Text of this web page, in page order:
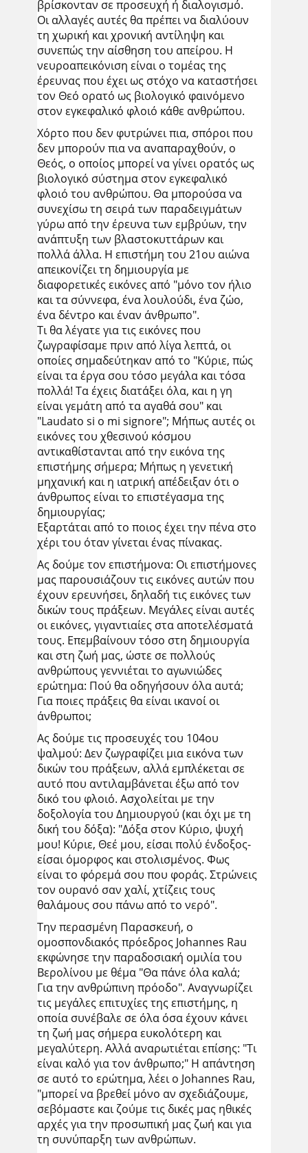
βρίσκονταν σε προσευχή ή διαλογισμό.
Οι αλλαγές αυτές θα πρέπει να διαλύουν
τη χωρική και χρονική αντίληψη και
συνεπώς την αίσθηση του απείρου. Η
νευροαπεικόνιση είναι ο τομέας της
έρευνας που έχει ως στόχο να καταστήσει
τον Θεό ορατό ως βιολογικό φαινόμενο
στον εγκεφαλικό φλοιό κάθε ανθρώπου.
Χόρτο που δεν φυτρώνει πια, σπόροι που
δεν μπορούν πια να αναπαραχθούν, ο
Θεός, ο οποίος μπορεί να γίνει ορατός ως
βιολογικό σύστημα στον εγκεφαλικό
φλοιό του ανθρώπου. Θα μπορούσα να
συνεχίσω τη σειρά των παραδειγμάτων
γύρω από την έρευνα των εμβρύων, την
ανάπτυξη των βλαστοκυττάρων και
πολλά άλλα. Η επιστήμη του 21ου αιώνα
απεικονίζει τη δημιουργία με
διαφορετικές εικόνες από "μόνο τον ήλιο
και τα σύννεφα, ένα λουλούδι, ένα ζώο,
ένα δέντρο και έναν άνθρωπο".
Τι θα λέγατε για τις εικόνες που
ζωγραφίσαμε πριν από λίγα λεπτά, οι
οποίες σημαδεύτηκαν από το "Κύριε, πώς
είναι τα έργα σου τόσο μεγάλα και τόσα
πολλά! Τα έχεις διατάξει όλα, και η γη
είναι γεμάτη από τα αγαθά σου" και
"Laudato si o mi signore"; Μήπως αυτές οι
εικόνες του χθεσινού κόσμου
αντικαθίστανται από την εικόνα της
επιστήμης σήμερα; Μήπως η γενετική
μηχανική και η ιατρική απέδειξαν ότι ο
άνθρωπος είναι το επιστέγασμα της
δημιουργίας;
Εξαρτάται από το ποιος έχει την πένα στο
χέρι του όταν γίνεται ένας πίνακας.
Ας δούμε τον επιστήμονα: Οι επιστήμονες
μας παρουσιάζουν τις εικόνες αυτών που
έχουν ερευνήσει, δηλαδή τις εικόνες των
δικών τους πράξεων. Μεγάλες είναι αυτές
οι εικόνες, γιγαντιαίες στα αποτελέσματά
τους. Επεμβαίνουν τόσο στη δημιουργία
και στη ζωή μας, ώστε σε πολλούς
ανθρώπους γεννιέται το αγωνιώδες
ερώτημα: Πού θα οδηγήσουν όλα αυτά;
Για ποιες πράξεις θα είναι ικανοί οι
άνθρωποι;
Ας δούμε τις προσευχές του 104ου
ψαλμού: Δεν ζωγραφίζει μια εικόνα των
δικών του πράξεων, αλλά εμπλέκεται σε
αυτό που αντιλαμβάνεται έξω από τον
δικό του φλοιό. Ασχολείται με την
δοξολογία του Δημιουργού (και όχι με τη
δική του δόξα): "Δόξα στον Κύριο, ψυχή
μου! Κύριε, Θεέ μου, είσαι πολύ ένδοξος-
είσαι όμορφος και στολισμένος. Φως
είναι το φόρεμά σου που φοράς. Στρώνεις
τον ουρανό σαν χαλί, χτίζεις τους
θαλάμους σου πάνω από το νερό".
Την περασμένη Παρασκευή, ο
ομοσπονδιακός πρόεδρος Johannes Rau
εκφώνησε την παραδοσιακή ομιλία του
Βερολίνου με θέμα "Θα πάνε όλα καλά;
Για την ανθρώπινη πρόοδο". Αναγνωρίζει
τις μεγάλες επιτυχίες της επιστήμης, η
οποία συνέβαλε σε όλα όσα έχουν κάνει
τη ζωή μας σήμερα ευκολότερη και
μεγαλύτερη. Αλλά αναρωτιέται επίσης: "Τι
είναι καλό για τον άνθρωπο;" Η απάντηση
σε αυτό το ερώτημα, λέει ο Johannes Rau,
"μπορεί να βρεθεί μόνο αν σχεδιάζουμε,
σεβόμαστε και ζούμε τις δικές μας ηθικές
αρχές για την προσωπική μας ζωή και για
τη συνύπαρξη των ανθρώπων.